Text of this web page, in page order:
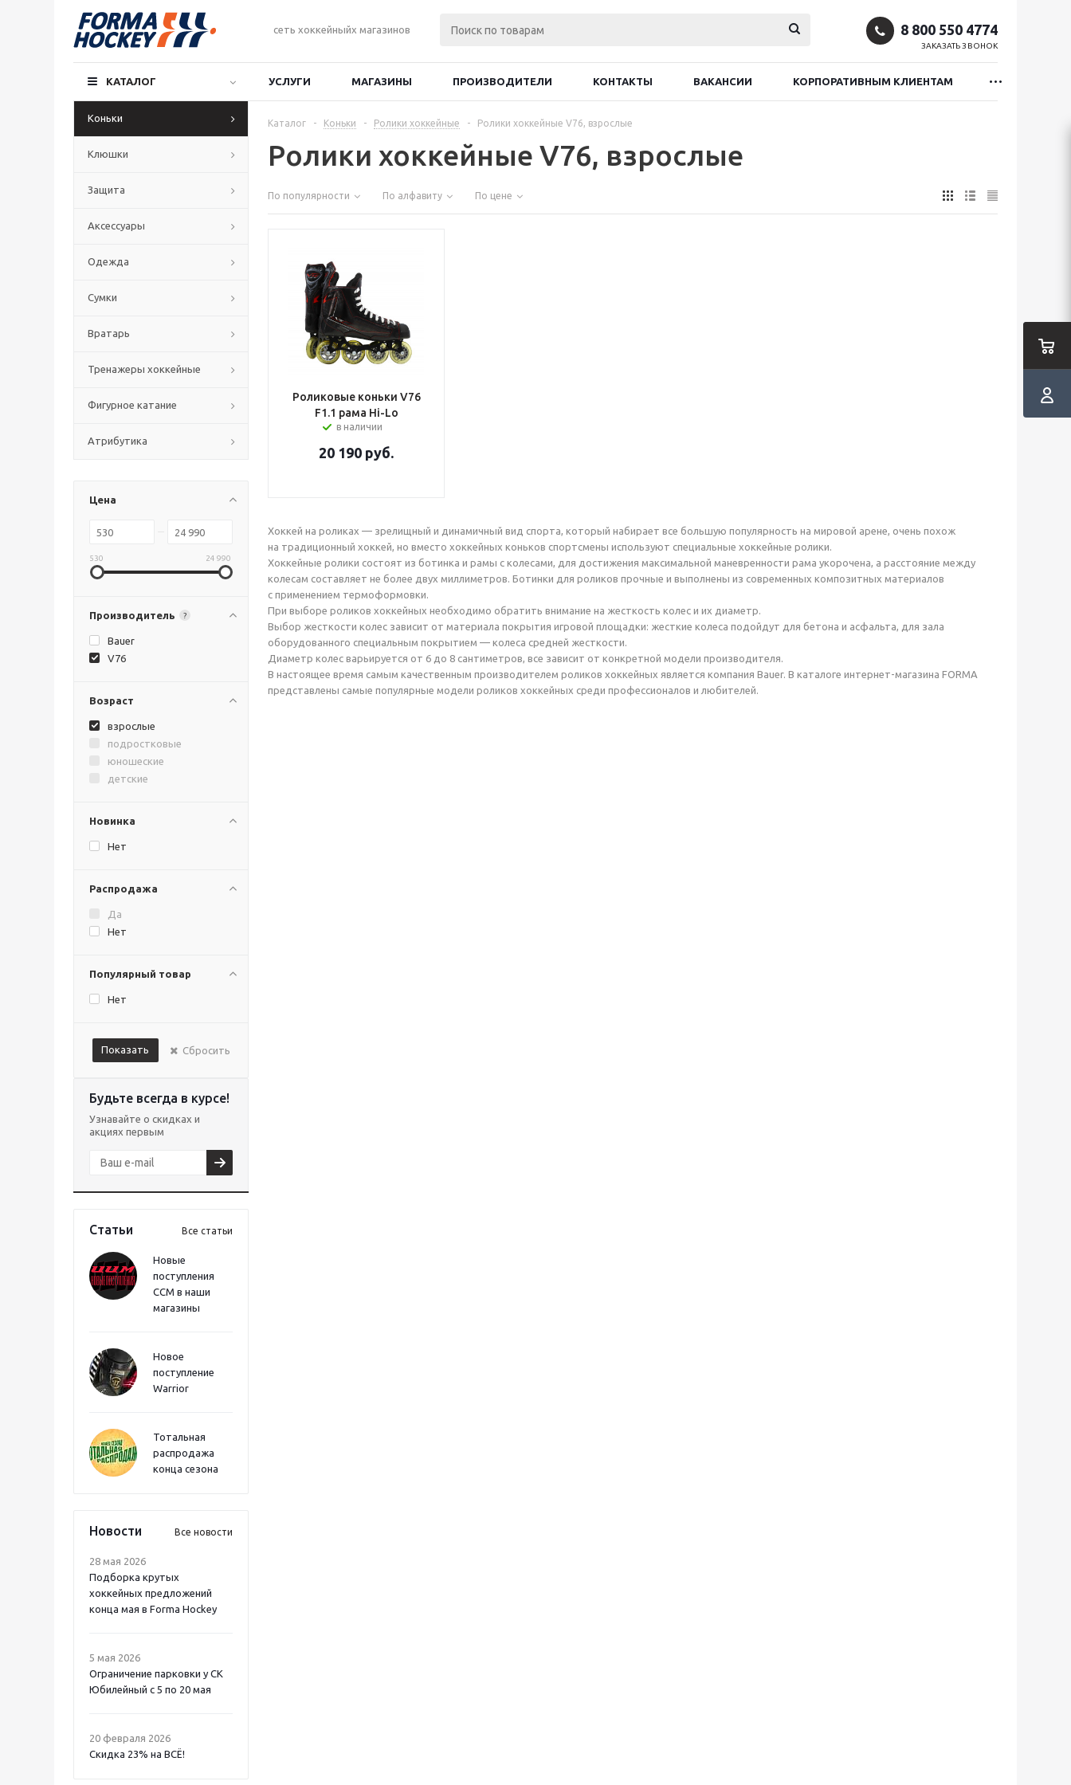
сеть хоккейныйх магазинов 8 800 550 4774
ЗАКАЗАТЬ ЗВОНОК
КАТАЛОГ УСЛУГИ МАГАЗИНЫ ПРОИЗВОДИТЕЛИ КОНТАКТЫ ВАКАНСИИ КОРПОРАТИВНЫМ КЛИЕНТАМ
Коньки
Клюшки
Защита
Аксессуары
Одежда
Сумки
Вратарь
Тренажеры хоккейные
Фигурное катание
Атрибутика
Цена
530 24 990
Производитель ?
Bauer
V76
Возраст
взрослые
подростковые
юношеские
детские
Новинка
Нет
Распродажа
Да
Нет
Популярный товар
Нет
Показать Сбросить
Будьте всегда в курсе!
Узнавайте о скидках и
акциях первым
Статьи Все статьи
Новые
поступления
CCM в наши
магазины
Новое
поступление
Warrior
Тотальная
распродажа
конца сезона
Новости Все новости
28 мая 2026
Подборка крутых
хоккейных предложений
конца мая в Forma Hockey
5 мая 2026
Ограничение парковки у СК
Юбилейный с 5 по 20 мая
20 февраля 2026
Скидка 23% на ВСË!
Каталог - Коньки - Ролики хоккейные - Ролики хоккейные V76, взрослые
Ролики хоккейные V76, взрослые
По популярности По алфавиту По цене
Роликовые коньки V76
F1.1 рама Hi-Lo
в наличии
20 190 руб.
Хоккей на роликах — зрелищный и динамичный вид спорта, который набирает все большую популярность на мировой арене, очень похож
на традиционный хоккей, но вместо хоккейных коньков спортсмены используют специальные хоккейные ролики.
Хоккейные ролики состоят из ботинка и рамы с колесами, для достижения максимальной маневренности рама укорочена, а расстояние между
колесам составляет не более двух миллиметров. Ботинки для роликов прочные и выполнены из современных композитных материалов
с применением термоформовки.
При выборе роликов хоккейных необходимо обратить внимание на жесткость колес и их диаметр.
Выбор жесткости колес зависит от материала покрытия игровой площадки: жесткие колеса подойдут для бетона и асфальта, для зала
оборудованного специальным покрытием — колеса средней жесткости.
Диаметр колес варьируется от 6 до 8 сантиметров, все зависит от конкретной модели производителя.
В настоящее время самым качественным производителем роликов хоккейных является компания Bauer. В каталоге интернет-магазина FORMA
представлены самые популярные модели роликов хоккейных среди профессионалов и любителей.